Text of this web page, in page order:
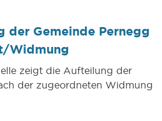
der Gemeinde Pernegg
Widmung
zeigt die Aufteilung der
der zugeordneten Widmung